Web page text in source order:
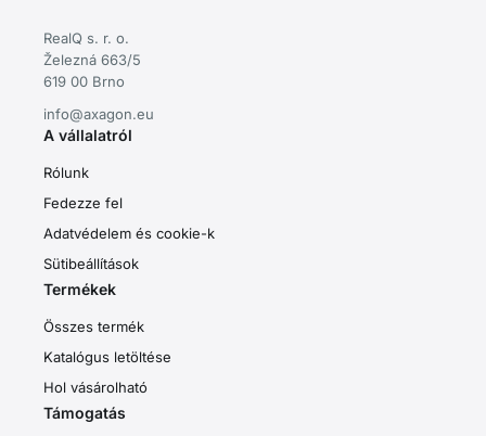
RealQ s. r. o.
Železná 663/5
619 00 Brno
info@axagon.eu
A vállalatról
Rólunk
Fedezze fel
Adatvédelem és cookie-k
Sütibeállítások
Termékek
Összes termék
Katalógus letöltése
Hol vásárolható
Támogatás